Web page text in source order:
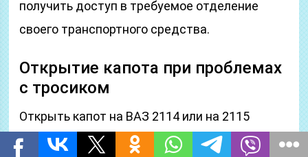
получить доступ в требуемое отделение
своего транспортного средства.
Открытие капота при проблемах
с тросиком
Открыть капот на ВАЗ 2114 или на 2115
можно двумя способами. Первый, когда